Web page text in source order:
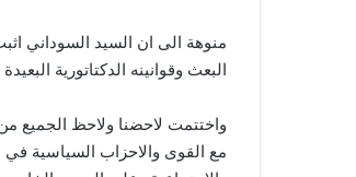
منوهة الى ان السيد السوداني
البعث وقوانينه الدكتاتورية
واختتمت لاحضنا ولاحظ الجميع
مع القوى والاحزاب السياسية في